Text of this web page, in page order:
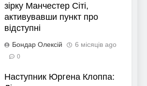
зірку Манчестер Сіті,
активувавши пункт про
відступні
Бондар Олексій 6 місяців ago
0
Наступник Юргена Клоппа: